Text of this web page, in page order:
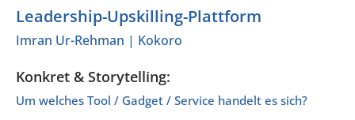
Leadership-Upskilling-Plattform
Imran Ur-Rehman | Kokoro
Konkret & Storytelling:
Um welches Tool / Gadget / Service handelt es sich?